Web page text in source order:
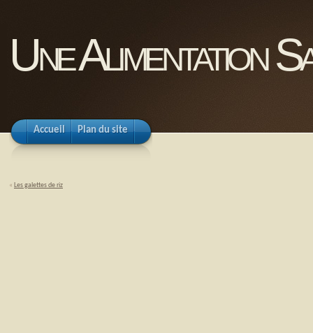
Une Alimentation
Accueil Plan du site
« Les galettes de riz